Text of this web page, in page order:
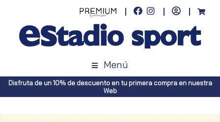
Menú
Disfruta de un 10% de descuento en tu primera compra en nuestra
Web